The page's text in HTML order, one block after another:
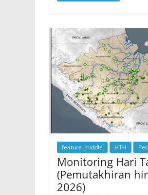
feature_middle HTH
Monitoring Hari
(Pemutakhiran
2026)